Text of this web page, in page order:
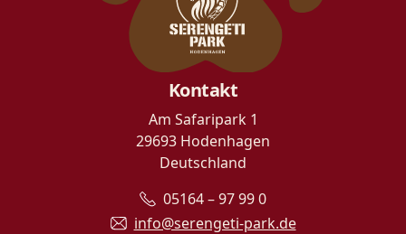
Kontakt
Am Safaripark 1
29693 Hodenhagen
Deutschland
05164 – 97 99 0
info@serengeti-park.de